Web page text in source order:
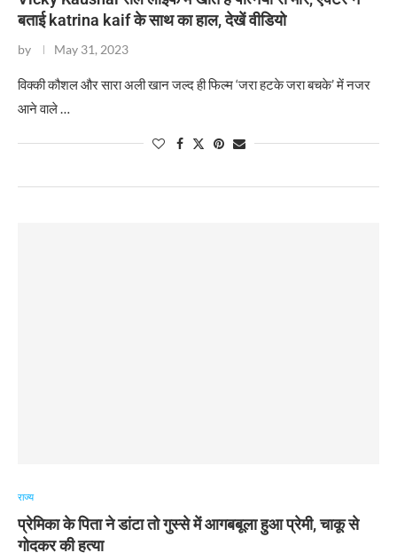
बताई katrina kaif के साथ का हाल, देखें वीडियो
by May 31, 2023
विक्की कौशल और सारा अली खान जल्द ही फिल्म ‘जरा हटके जरा बचके’ में नजर
आने वाले …
राज्य
प्रेमिका के पिता ने डांटा तो गुस्से में आगबबूला हुआ प्रेमी, चाकू से
गोदकर की हत्या